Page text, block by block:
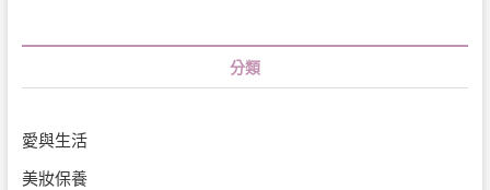
分類
愛與生活
美妝保養